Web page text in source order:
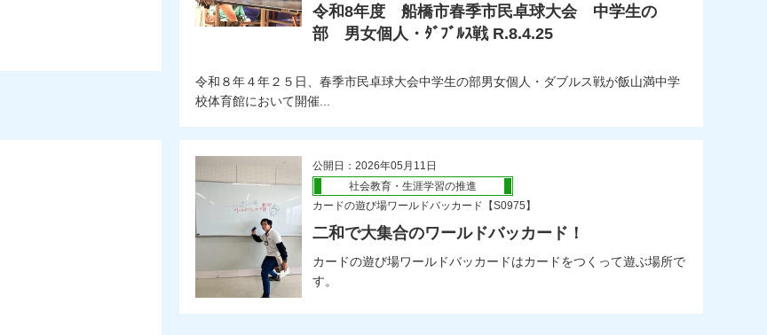
令和8年度 船橋市春季市民卓球大会 中学生の
部 男女個人・ﾀﾞﾌﾞﾙｽ戦 R.8.4.25
令和８年４年２５日、春季市民卓球大会中学生の部男女個人・ダブルス戦が飯山満中学
校体育館において開催...
公開日：2026年05月11日
社会教育・生涯学習の推進
カードの遊び場ワールドバッカード【S0975】
二和で大集合のワールドバッカード！
カードの遊び場ワールドバッカードはカードをつくって遊ぶ場所で
す。